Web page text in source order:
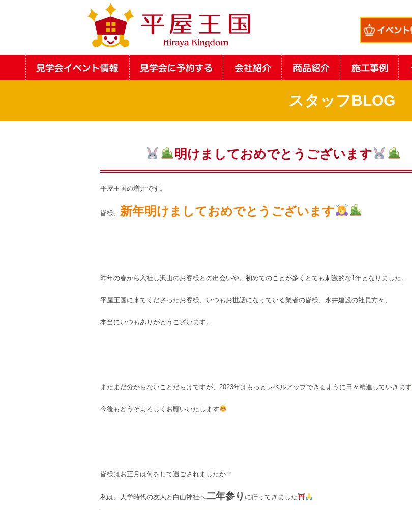
スタッフBLOG
明けましておめでとうございます
平屋王国の増井です。
皆様、 新年明けましておめでとうございます
昨年の春から入社し沢山のお客様との出会いや、初めてのことが多くとても刺激的な1年となりました。
平屋王国に来てくださったお客様、いつもお世話になっている業者の皆様、永井建設の社員方々、
本当にいつもありがとうございます。
まだまだ分からないことだらけですが、2023年はもっとレベルアップできるように日々精進していきます
今後もどうぞよろしくお願いいたします
皆様はお正月は何をして過ごされましたか？
私は、大学時代の友人と白山神社へ二年参り に行ってきました